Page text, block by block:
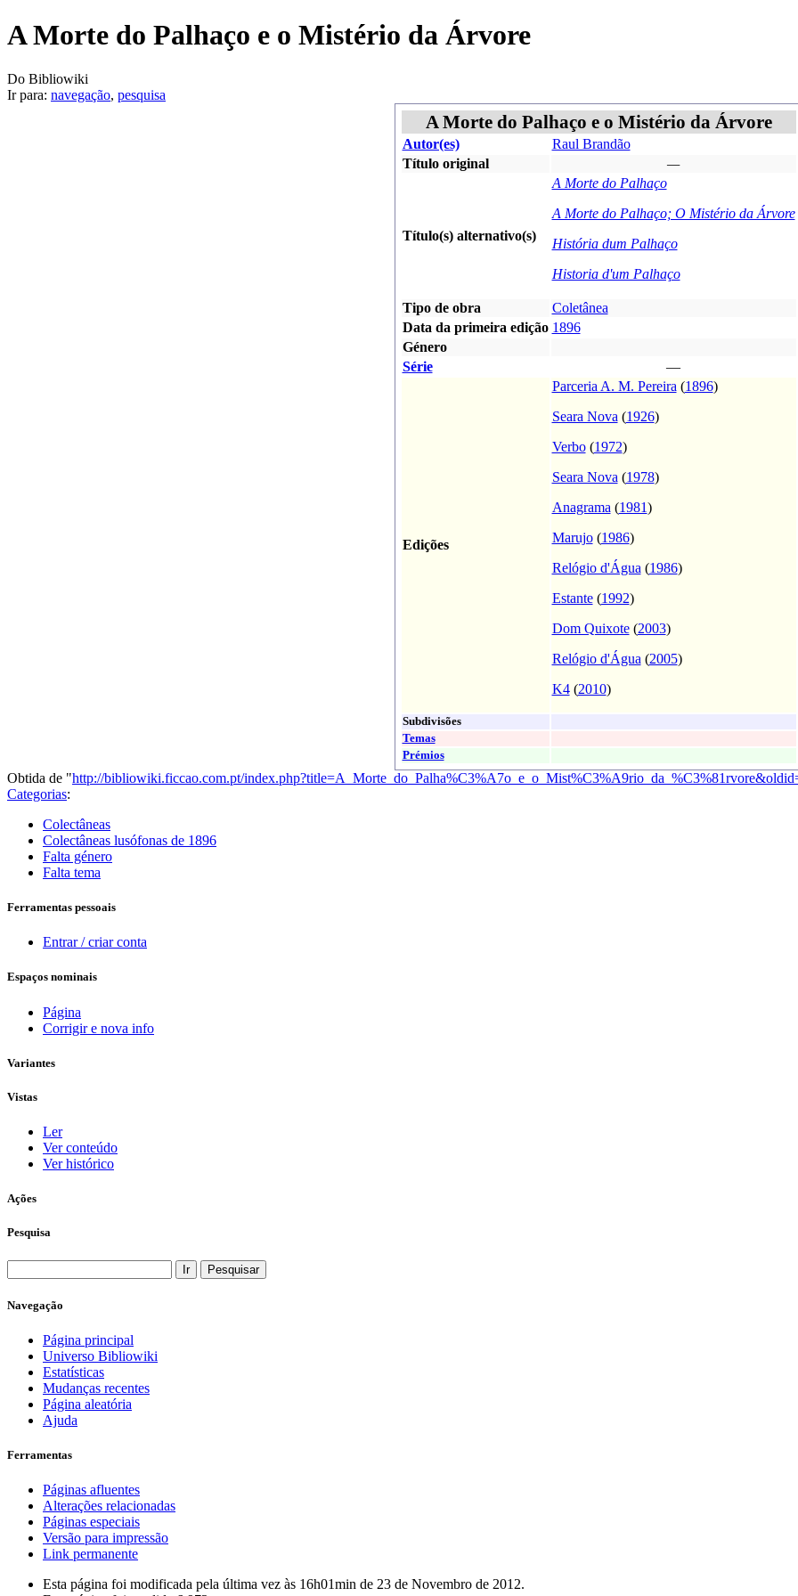
A Morte do Palhaço e o Mistério da Árvore
Do Bibliowiki
Ir para: navegação, pesquisa
A Morte do Palhaço e o Mistério da Árvore
Autor(es)
Raul Brandão
Título original
—
Título(s) alternativo(s)
A Morte do Palhaço
A Morte do Palhaço; O Mistério da Árvore
História dum Palhaço
Historia d'um Palhaço
Tipo de obra
Coletânea
Data da primeira edição 1896
Género
Série
—
Edições
Parceria A. M. Pereira (1896)
Seara Nova (1926)
Verbo(1972)
Seara Nova (1978)
Anagrama (1981)
Marujo(1986)
Relógio d'Água (1986)
Estante(1992)
Dom Quixote(2003)
Relógio d'Água (2005)
K4(2010)
Subdivisões
Temas
Prémios
Obtida de "http://bibliowiki.ficcao.com.pt/
Categorias:
Colectâneas
Colectâneas lusófonas de 1896
Falta género
Falta tema
Ferramentas pessoais
Entrar / criar conta
Espaços nominais
Página
Corrigir e nova info
Variantes
Vistas
Ler
Ver conteúdo
Ver histórico
Ações
Pesquisa
Navegação
Página principal
Universo Bibliowiki
Estatísticas
Mudanças recentes
Página aleatória
Ajuda
Ferramentas
Páginas afluentes
Alterações relacionadas
Páginas especiais
Versão para impressão
Link permanente
Esta página foi modificada pela última vez às 16h01min de 23 de Novembro de 2012.